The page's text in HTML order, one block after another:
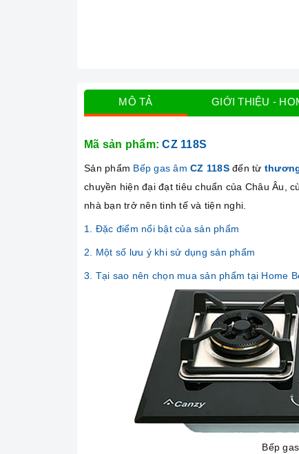
MÔ TẢ GIỚI THIỆU -
Mã sản phẩm:CZ 118S
Sản phẩm Bếp gas âm CZ 118S đến từ
chuyền hiện đại đạt tiêu chuẩn của Châu Âu,
nhà bạn trở nên tinh tế và tiện nghi.
1. Đặc điểm nổi bật của sản phẩm
2. Một số lưu ý khi sử dụng sản phẩm
3. Tại sao nên chọn mua sản phẩm tại Home
Bếp